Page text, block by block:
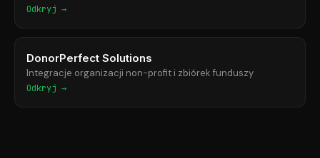
Odkryj →
DonorPerfect Solutions
Integracje organizacji non-profit i zbiórek funduszy
Odkryj →